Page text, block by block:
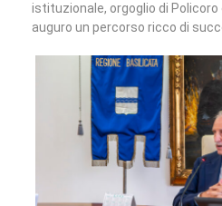
istituzionale, orgoglio di
auguro un percorso ricco di